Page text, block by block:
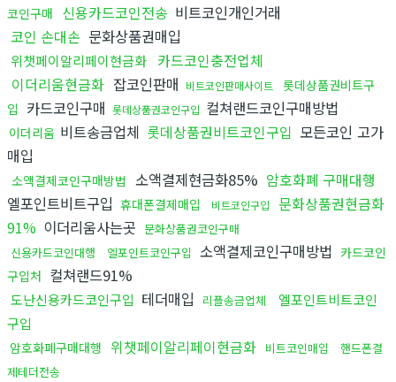
코인구매 신용카드코인전송 비트코인개인거래
코인 손대손 문화상품권매입
위챗페이알리페이현금화
카드코인충전업체
이더리움현금화 잡코인판매 비트코인판매사이트
롯데상품권비트구
입 카드코인구매 롯데상품권코인구입 컬쳐랜드코인구매방법
이더리움 비트송금업체 롯데상품권비트코인구입 모든코인 고가
매입
소액결제코인구매방법 소액결제현금화85% 암호화폐 구매대행
엘포인트비트구입 휴대폰결제매입 비트코인구입
문화상품권현금화
91% 이더리움사는곳 문화상품권코인구매
신용카드코인대행
엘포인트코인구입 소액결제코인구매방법 카드코인
구입처 컬쳐랜드91%
도난신용카드코인구입 테더매입 리플송금업체
엘포인트비트코인
구입
암호화폐구매대행 위챗페이알리페이현금화 비트코인매입
핸드폰결
제테더전송